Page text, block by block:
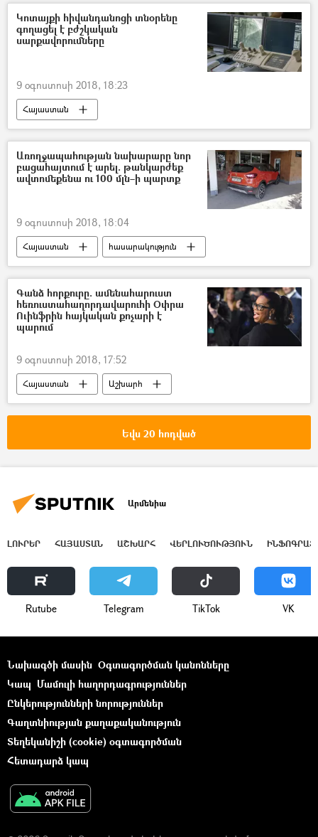
Ռուսաստան
Վրաստանի Հանրապետություն
Կոտայքի հիվանդանոցի տնօրենը
գողացել է բժշկական
սարքավորումները
9 օգոստոսի 2018, 18:23
Հայաստան
Առողջապահության նախարարը նոր
բացահայտում է արել. թանկարժեք
ավտոմեքենա ու 100 մլն–ի պարտք
9 օգոստոսի 2018, 18:04
Հայաստան
հասարակություն
Տնտեսություն
Արսեն Թորոսյան
Գանձ հորքուրը. ամենահարուստ
հեռուստահաղորդավարուհի Օփրա
Ուինֆրին հայկական քոչարի է
պարում
9 օգոստոսի 2018, 17:52
Հայաստան
Աշխարհ
հասարակություն
մշակույթ
Եվս 20 հոդված
Արմենիա
ԼՈՒՐԵՐ ՀԱՅԱՍՏԱՆ ԱՇԽԱՐՀ ՎԵՐԼՈՒԾՈՒԹՅՈՒՆ
Rutube Telegram ТikТоk VK
Նախագծի մասին Օգտագործման կանոնները
Կապ Մամուլի հաղորդագրություններ
Ընկերությունների նորություններ
Գաղտնիության քաղաքականություն
Տեղեկանիշի (cookie) օգտագործման
Հետադարձ կապ